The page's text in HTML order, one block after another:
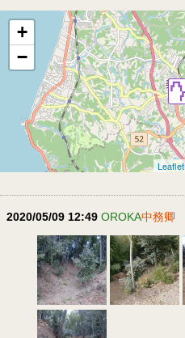
+
−
Leaflet
2020/05/09 12:49 OROKA中務卿